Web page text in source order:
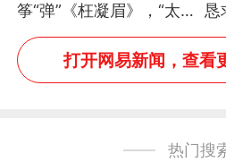
筝“弹”《枉凝眉》，“太
像了～你是吃古筝长大的
吗？”“或将成为首位考级
不带古筝的选手。”（来
恳
可
打开网易新闻，查看
热门搜